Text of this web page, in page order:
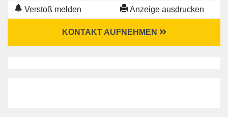
Verstoß melden Anzeige ausdrucken
KONTAKT AUFNEHMEN